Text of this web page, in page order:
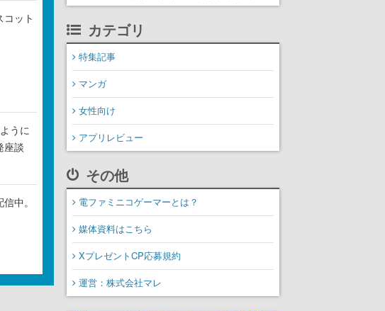
ット
うに
座談
中。
カテゴリ
特集記事
マンガ
女性向け
アプリレビュー
その他
電ファミニコゲーマーとは？
媒体資料はこちら
XプレゼントCP応募規約
運営：株式会社マレ